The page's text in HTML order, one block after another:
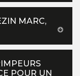
MARC,
POUR UN